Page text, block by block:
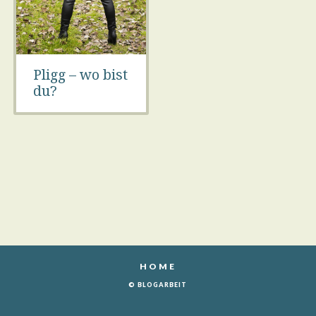
Pligg – wo bist
du?
HOME
© BLOGARBEIT